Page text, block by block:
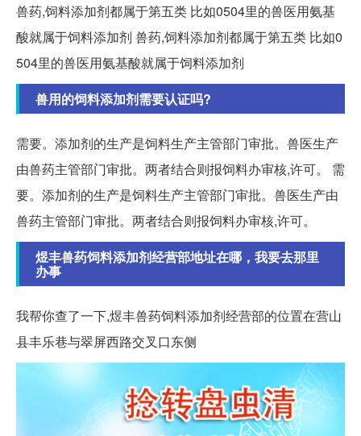
兽药,饲料添加剂都属于第五类 比如0504里的兽医用氨基
酸就属于饲料添加剂 兽药,饲料添加剂都属于第五类 比如0
504里的兽医用氨基酸就属于饲料添加剂
兽用的饲料添加剂需要认证吗?
需要。添加剂的生产是饲料生产主管部门审批。兽医生产
由兽药主管部门审批。两者结合则报饲料办审核,许可。 需
要。添加剂的生产是饲料生产主管部门审批。兽医生产由
兽药主管部门审批。两者结合则报饲料办审核,许可。
煜丰兽药饲料添加剂经营部地址在哪，我要去那里
办事
我帮你查了一下,煜丰兽药饲料添加剂经营部的位置在营山
县丰乐巷与翠屏西路交叉口东侧